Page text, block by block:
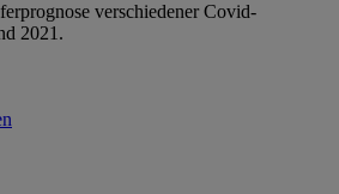
verschiedener Covid-
2021.